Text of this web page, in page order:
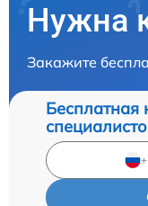
Нужна
Закажите
Бесплатная